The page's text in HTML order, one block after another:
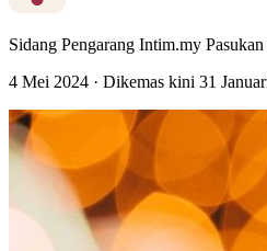
Sidang Pengarang Intim.my
4 Mei 2024 · Dikemas kini 31